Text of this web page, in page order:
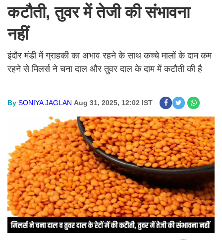
कटौती, तुवर में तेजी की संभावना
नहीं
इंदौर मंडी में ग्राहकी का अभाव रहने के साथ कच्चे मालों के दाम कम
रहने से मिलर्स ने चना दाल और तुवर दाल के दाम में कटौती की है
By SONIYA JAGLAN Aug 31, 2025, 12:02 IST